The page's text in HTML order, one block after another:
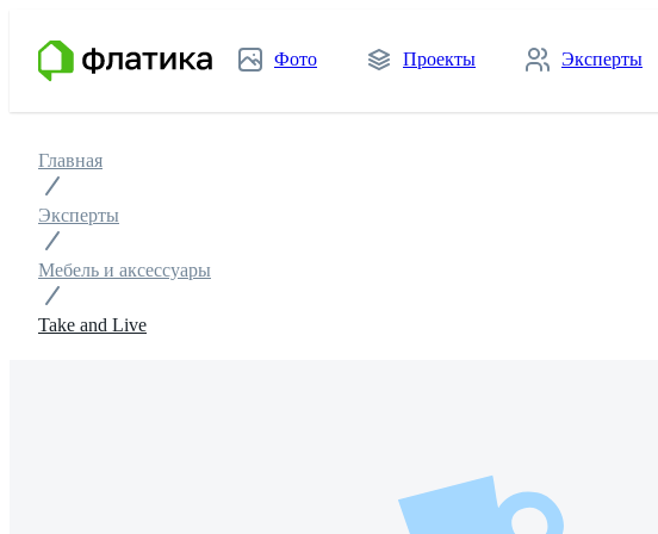
Фото Проекты Эксперты
Главная
Эксперты
Мебель и аксессуары
Take and Live